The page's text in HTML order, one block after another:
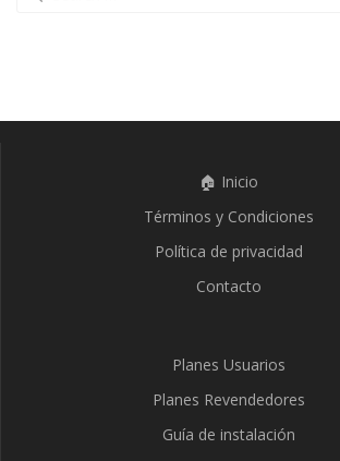
🏠 Inicio
Términos y Condiciones
Política de privacidad
Contacto
Planes Usuarios
Planes Revendedores
Guía de instalación